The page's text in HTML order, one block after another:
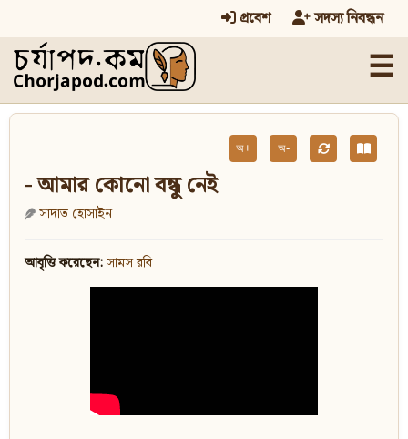
প্রবেশ সদস্য নিবন্ধন
☰
অ+ অ-
- আমার কোনো বন্ধু নেই
সাদাত হোসাইন
আবৃত্তি করেছেন:সামস রবি